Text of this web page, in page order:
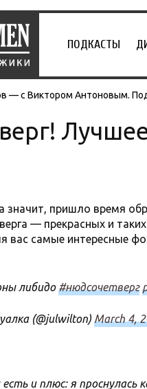
ПОДКАСТЫ
— с Виктором Антоновым.
значит, пришло время
— прекрасных и
вас самые интересные
либидо#нюдсочетверг
(@julwilton) March 4,
и плюс: я проснулась